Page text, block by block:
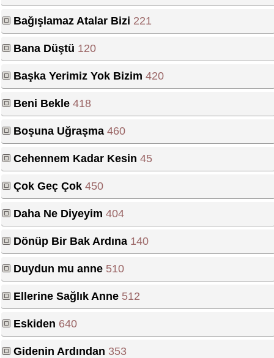
Bağışlamaz Atalar Bizi 221
Bana Düştü 120
Başka Yerimiz Yok Bizim 420
Beni Bekle 418
Boşuna Uğraşma 460
Cehennem Kadar Kesin 45
Çok Geç Çok 450
Daha Ne Diyeyim 404
Dönüp Bir Bak Ardına 140
Duydun mu anne 510
Ellerine Sağlık Anne 512
Eskiden 640
Gidenin Ardından 353